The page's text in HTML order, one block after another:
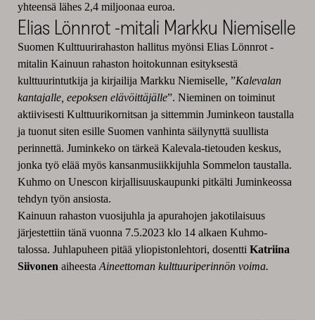
yhteensä lähes 2,4 miljoonaa euroa.
Elias Lönnrot -mitali Markku Niemiselle
Suomen Kulttuurirahaston hallitus myönsi Elias Lönnrot -
mitalin Kainuun rahaston hoitokunnan esityksestä
kulttuurintutkija ja kirjailija Markku Niemiselle, ”Kalevalan
kantajalle, eepoksen elävöittäjälle”. Nieminen on toiminut
aktiivisesti Kulttuurikornitsan ja sittemmin Juminkeon taustalla
ja tuonut siten esille Suomen vanhinta säilynyttä suullista
perinnettä. Juminkeko on tärkeä Kalevala-tietouden keskus,
jonka työ elää myös kansanmusiikkijuhla Sommelon taustalla.
Kuhmo on Unescon kirjallisuuskaupunki pitkälti Juminkeossa
tehdyn työn ansiosta.
Kainuun rahaston vuosijuhla ja apurahojen jakotilaisuus
järjestettiin tänä vuonna 7.5.2023 klo 14 alkaen Kuhmo-
talossa. Juhlapuheen pitää yliopistonlehtori, dosentti Katriina
Siivonen aiheesta Aineettoman kulttuuriperinnön voima.